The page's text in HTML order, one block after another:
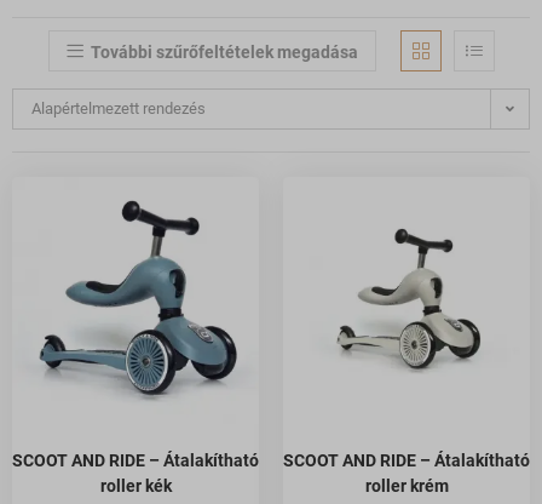
További szűrőfeltételek megadása
Alapértelmezett rendezés
SCOOT AND RIDE – Átalakítható
roller kék
SCOOT AND RIDE – Átalakítható
roller krém